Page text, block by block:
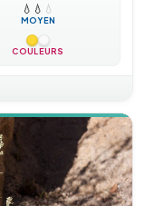
💧 💧 💧
MOYEN
COULEURS